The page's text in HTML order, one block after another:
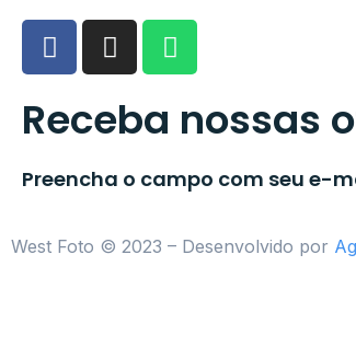
Receba nossas
Preencha o campo com seu e-
West Foto © 2023 – Desenvolvido por